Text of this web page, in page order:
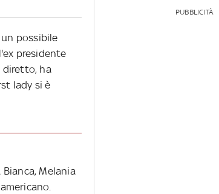
un possibile
presidente
diretto, ha
lady si è
Melania
PUBBLICITÀ